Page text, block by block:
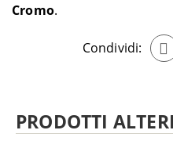
Cromo
Condividi:
PRODOTTI